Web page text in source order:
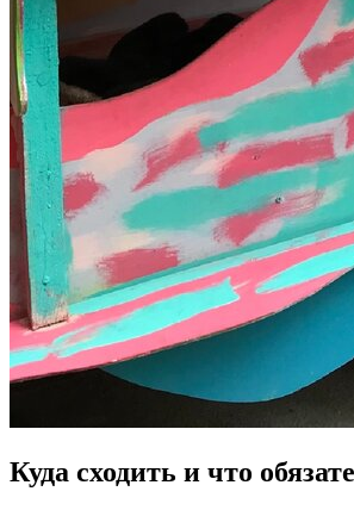
Куда сходить и что